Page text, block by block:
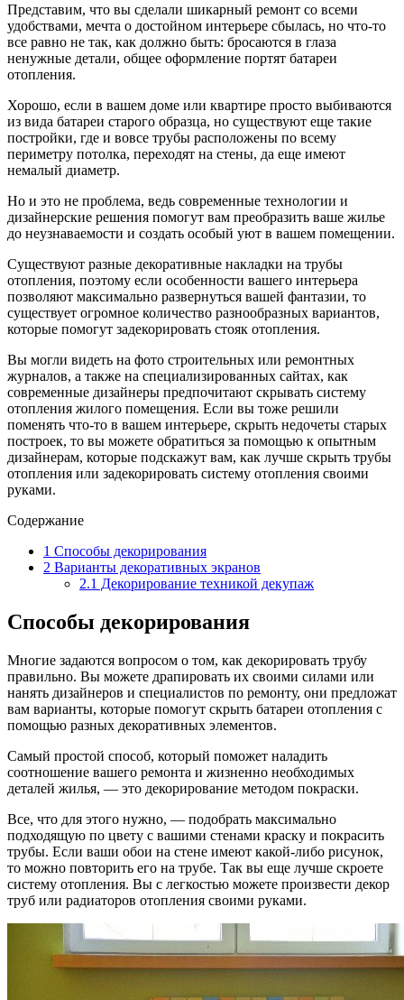
Представим, что вы сделали шикарный ремонт со всеми
удобствами, мечта о достойном интерьере сбылась, но что-то
все равно не так, как должно быть: бросаются в глаза
ненужные детали, общее оформление портят батареи
отопления.
Хорошо, если в вашем доме или квартире просто выбиваются
из вида батареи старого образца, но существуют еще такие
постройки, где и вовсе трубы расположены по всему
периметру потолка, переходят на стены, да еще имеют
немалый диаметр.
Но и это не проблема, ведь современные технологии и
дизайнерские решения помогут вам преобразить ваше жилье
до неузнаваемости и создать особый уют в вашем помещении.
Существуют разные декоративные накладки на трубы
отопления, поэтому если особенности вашего интерьера
позволяют максимально развернуться вашей фантазии, то
существует огромное количество разнообразных вариантов,
которые помогут задекорировать стояк отопления.
Вы могли видеть на фото строительных или ремонтных
журналов, а также на специализированных сайтах, как
современные дизайнеры предпочитают скрывать систему
отопления жилого помещения. Если вы тоже решили
поменять что-то в вашем интерьере, скрыть недочеты старых
построек, то вы можете обратиться за помощью к опытным
дизайнерам, которые подскажут вам, как лучше скрыть трубы
отопления или задекорировать систему отопления своими
руками.
Содержание
1 Способы декорирования
2 Варианты декоративных экранов
2.1 Декорирование техникой декупаж
Способы декорирования
Многие задаются вопросом о том, как декорировать трубу
правильно. Вы можете драпировать их своими силами или
нанять дизайнеров и специалистов по ремонту, они предложат
вам варианты, которые помогут скрыть батареи отопления с
помощью разных декоративных элементов.
Самый простой способ, который поможет наладить
соотношение вашего ремонта и жизненно необходимых
деталей жилья, — это декорирование методом покраски.
Все, что для этого нужно, — подобрать максимально
подходящую по цвету с вашими стенами краску и покрасить
трубы. Если ваши обои на стене имеют какой-либо рисунок,
то можно повторить его на трубе. Так вы еще лучше скроете
систему отопления. Вы с легкостью можете произвести декор
труб или радиаторов отопления своими руками.